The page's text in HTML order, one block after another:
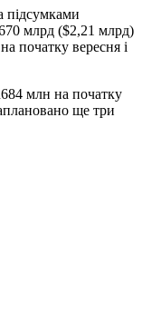
підсумками
млрд ($2,21 млрд)
початку вересня і
млн на початку
ще три